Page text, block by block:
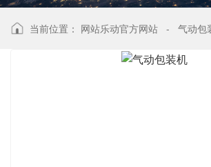
当前位置： 网站乐动官方网站 - 气动包